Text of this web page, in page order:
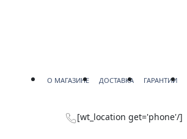
О МАГАЗИНЕ ДОСТАВКА ГАРАНТИИ
[wt_location get='phone'/]